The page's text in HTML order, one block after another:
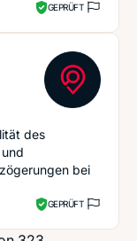
GEPRÜFT
des
bei
GEPRÜFT